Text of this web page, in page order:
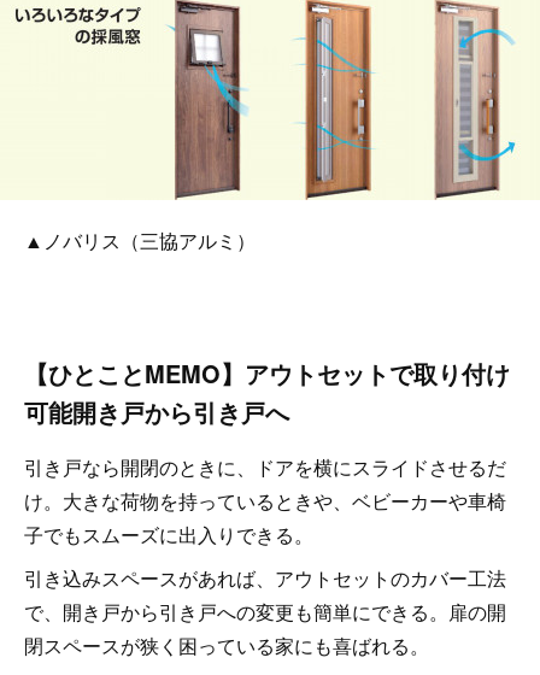
▲ノバリス（三協アルミ）
【ひとことMEMO】アウトセットで取り付け
可能開き戸から引き戸へ
引き戸なら開閉のときに、ドアを横にスライドさせるだ
け。大きな荷物を持っているときや、ベビーカーや車椅
子でもスムーズに出入りできる。
引き込みスペースがあれば、アウトセットのカバー工法
で、開き戸から引き戸への変更も簡単にできる。扉の開
閉スペースが狭く困っている家にも喜ばれる。